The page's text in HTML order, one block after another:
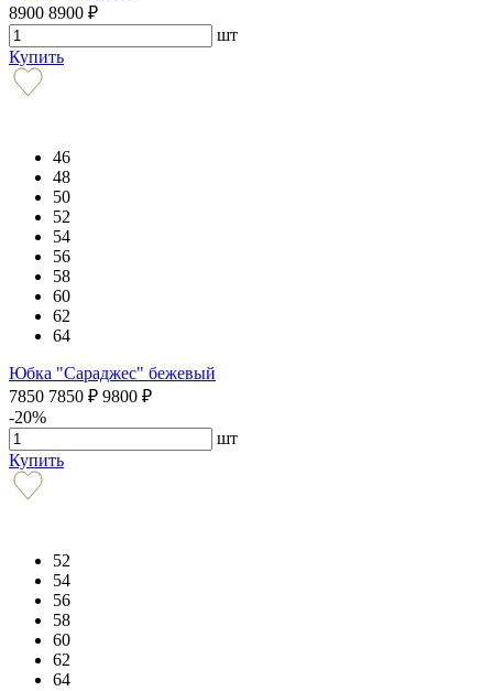
8900 8900 ₽
шт
Купить
46
48
50
52
54
56
58
60
62
64
Юбка "Сараджес" бежевый
7850 7850 ₽ 9800 ₽
-20%
шт
Купить
52
54
56
58
60
62
64